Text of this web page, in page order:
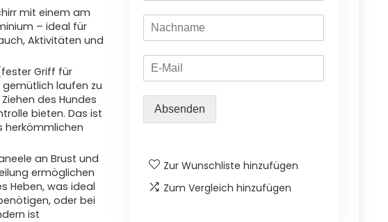
mit einem am
– ideal für
Aktivitäten und
Griff für
gemütlich laufen zu
des Hundes
bieten. Das ist
herkömmlichen
an Brust und
ermöglichen
Heben, was ideal
oder bei
ist
Absenden
Zur Wunschliste hinzufügen
Zum Vergleich hinzufügen